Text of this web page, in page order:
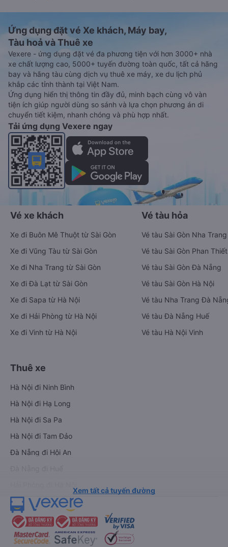
Ứng dụng đặt vé Xe khách, Máy bay,
Tàu hoả và Thuê xe
Vexere - ứng dụng đặt vé đa phương tiện với hơn 3000+ nhà
xe chất lượng cao, 5000+ tuyến đường toàn quốc, tất cả hãng
bay và hãng tàu cùng dịch vụ thuê xe máy, xe du lịch phủ
khắp các tỉnh thành tại Việt Nam.
Ứng dụng hiển thị thông tin đầy đủ, minh bạch cùng vô vàn
tiện ích giúp người dùng so sánh và lựa chọn phương án di
chuyển tiết kiệm, nhanh chóng và phù hợp nhất.
Tải ứng dụng Vexere ngay
Vé xe khách
Xe đi Buôn Mê Thuột từ Sài Gòn
Xe đi Vũng Tàu từ Sài Gòn
Xe đi Nha Trang từ Sài Gòn
Xe đi Đà Lạt từ Sài Gòn
Xe đi Sapa từ Hà Nội
Xe đi Hải Phòng từ Hà Nội
Xe đi Vinh từ Hà Nội
Vé tàu hỏa
Vé tàu Sài Gòn Nha Trang
Vé tàu Sài Gòn Phan Thiết
Vé tàu Sài Gòn Đà Nẵng
Vé tàu Sài Gòn Hà Nội
Vé tàu Nha Trang Đà
Vé tàu Đà Nẵng Huế
Vé tàu Hà Nội Vinh
Thuê xe
Hà Nội đi Ninh Bình
Hà Nội đi Hạ Long
Hà Nội đi Sa Pa
Hà Nội đi Tam Đảo
Đà Nẵng đi Hội An
Xem tất cả tuyến đường